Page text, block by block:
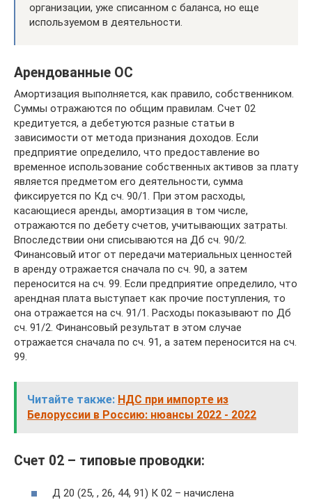
организации, уже списанном с баланса, но еще
используемом в деятельности.
Арендованные ОС
Амортизация выполняется, как правило, собственником.
Суммы отражаются по общим правилам. Счет 02
кредитуется, а дебетуются разные статьи в
зависимости от метода признания доходов. Если
предприятие определило, что предоставление во
временное использование собственных активов за плату
является предметом его деятельности, сумма
фиксируется по Кд сч. 90/1. При этом расходы,
касающиеся аренды, амортизация в том числе,
отражаются по дебету счетов, учитывающих затраты.
Впоследствии они списываются на Дб сч. 90/2.
Финансовый итог от передачи материальных ценностей
в аренду отражается сначала по сч. 90, а затем
переносится на сч. 99. Если предприятие определило, что
арендная плата выступает как прочие поступления, то
она отражается на сч. 91/1. Расходы показывают по Дб
сч. 91/2. Финансовый результат в этом случае
отражается сначала по сч. 91, а затем переносится на сч.
99.
Читайте также: НДС при импорте из
Белоруссии в Россию: нюансы 2022 - 2022
Счет 02 – типовые проводки:
Д 20 (25, , 26, 44, 91) К 02 – начислена